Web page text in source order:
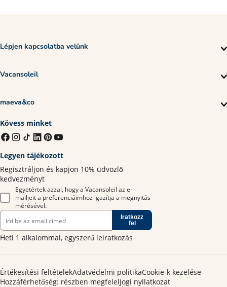
Lépjen kapcsolatba velünk
Vacansoleil
maeva&co
Kövess minket
Legyen tájékozott
Regisztráljon és kapjon 10% üdvözlő
kedvezményt
Egyetértek azzal, hogy a Vacansoleil az e-
mailjeit a preferenciáimhoz igazítja a megnyitás
mérésével.
Iratkozz
fel
Heti 1 alkalommal, egyszerű leiratkozás
Értékesítési feltételekAdatvédelmi politikaCookie-k kezelése
Hozzáférhetőség: részben megfelelJogi nyilatkozat